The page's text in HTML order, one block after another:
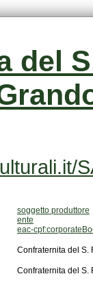
soggetto produttore
ente
eac-
Confraternita del S.
Confraternita del S.